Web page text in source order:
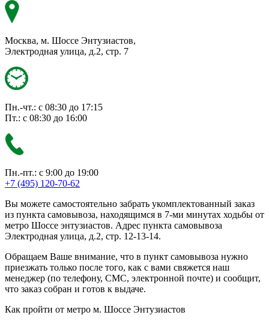
Москва, м. Шоссе Энтузиастов,
Электродная улица, д.2, стр. 7
Пн.-чт.: с 08:30 до 17:15
Пт.: с 08:30 до 16:00
Пн.-пт.: с 9:00 до 19:00
+7 (495) 120-70-62
Вы можете самостоятельно забрать укомплектованный заказ
из пункта самовывоза, находящимся в 7-ми минутах ходьбы от
метро Шоссе энтузиастов. Адрес пункта самовывоза
Электродная улица, д.2, стр. 12-13-14.
Обращаем Ваше внимание, что в пункт самовывоза нужно
приезжать только после того, как с вами свяжется наш
менеджер (по телефону, СМС, электронной почте) и сообщит,
что заказ собран и готов к выдаче.
Как пройти от метро м. Шоссе Энтузиастов